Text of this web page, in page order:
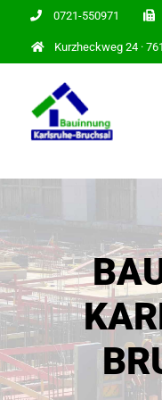
Inhalt
0721-550971
Kurzheckweg 24 ·